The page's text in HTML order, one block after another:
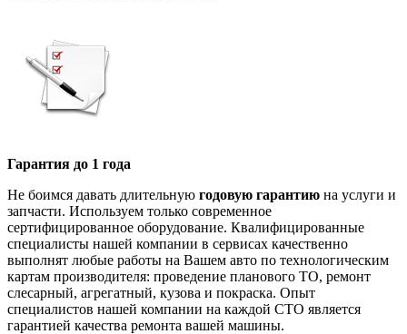
Гарантия до 1 года
Не боимся давать длительную годовую гарантию на услуги и
запчасти. Используем только современное
сертифицированное оборудование. Квалифицированные
специалисты нашей компании в сервисах качественно
выполнят любые работы на Вашем авто по технологическим
картам производителя: проведение планового ТО, ремонт
слесарный, агрегатный, кузова и покраска. Опыт
специалистов нашей компании на каждой СТО является
гарантией качества ремонта вашей машины.